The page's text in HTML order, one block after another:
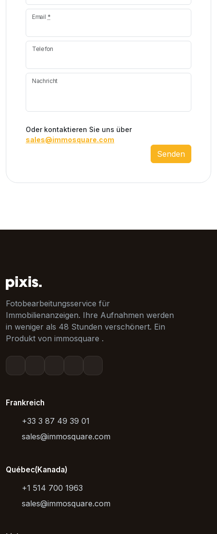
Email *
Telefon
Nachricht
Oder kontaktieren Sie uns über
sales@immosquare.com
Senden
Fotobearbeitungsservice für
Immobilienanzeigen. Ihre Aufnahmen werden
in weniger als 48 Stunden verschönert. Ein
Produkt von immosquare .
Frankreich
+33 3 87 49 39 01
sales@immosquare.com
Québec(Kanada)
+1 514 700 1963
sales@immosquare.com